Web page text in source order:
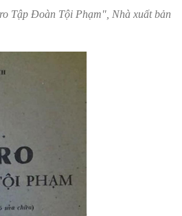
Tập Đoàn Tội Phạm", Nhà xuất bản